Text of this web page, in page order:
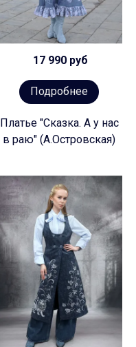
17 990 руб
Подробнее
Платье "Сказка. А у нас
в раю" (А.Островская)